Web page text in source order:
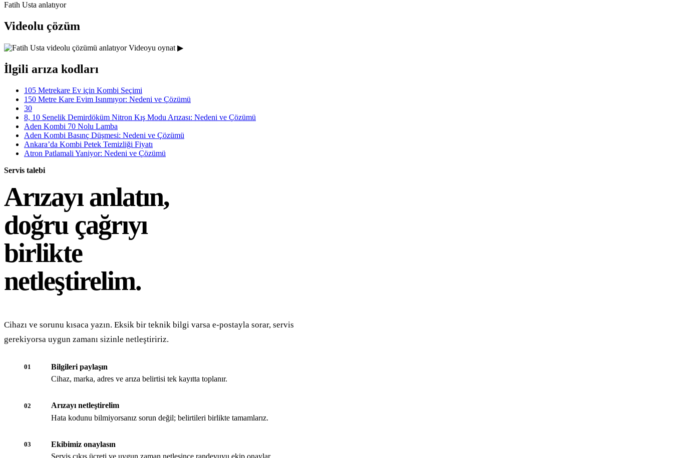
Fatih Usta anlatıyor
Videolu çözüm
Videoyu oynat ▶
İlgili arıza kodları
105 Metrekare Ev için Kombi Seçimi
150 Metre Kare Evim Isınmıyor: Nedeni ve Çözümü
30
8, 10 Senelik Demirdöküm Nitron Kış Modu Arızası: Nedeni ve Çözümü
Aden Kombi 70 Nolu Lamba
Aden Kombi Basınç Düşmesi: Nedeni ve Çözümü
Ankara’da Kombi Petek Temizliği Fiyatı
Atron Patlamali Yaniyor: Nedeni ve Çözümü
Servis talebi
Arızayı anlatın,
doğru çağrıyı
birlikte
netleştirelim.
Cihazı ve sorunu kısaca yazın. Eksik bir teknik bilgi varsa e-postayla sorar, servis
gerekiyorsa uygun zamanı sizinle netleştiririz.
01
Bilgileri paylaşın
Cihaz, marka, adres ve arıza belirtisi tek kayıtta toplanır.
02
Arızayı netleştirelim
Hata kodunu bilmiyorsanız sorun değil; belirtileri birlikte tamamlarız.
03
Ekibimiz onaylasın
Servis çıkış ücreti ve uygun zaman netleşince randevuyu ekip onaylar.